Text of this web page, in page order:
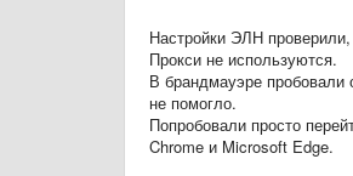
Настройки ЭЛН
Прокси не используются.
В брандмауэре пробовали
не помогло.
Попробовали просто
Chrome и Microsoft Edge.